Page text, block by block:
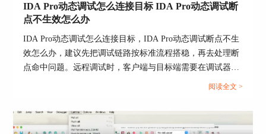
内存等数据，就像监控摄像头一样，查看每一帧画
面。
6、研究战报
最后，当你的任务完成，导出调试日志，就像整理
场间谍行动，充满了紧张和刺激。记住，每一步都
得小心翼翼，因为这可是逆向工程的“特工007”操
IDA Pro动态调试怎么连接目标 IDA Pro动态调试断
点不生效怎么办
IDA Pro动态调试怎么连接目标，IDA Pro动态调试断点不生
效怎么办，建议先把调试链路按标准流程搭稳，再去处理断
点命中问题。远程调试时，客户端与目标端需要在调试器类
型、架构位数、端口与口令、应用路径口径上完全对齐，否
稳定。...
阅读全文 >